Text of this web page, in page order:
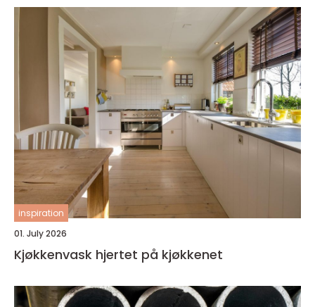
inspiration
01. July 2026
Kjøkkenvask hjertet på kjøkkenet